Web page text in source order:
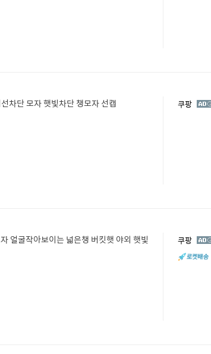
차단 모자 햇빛차단 챙모자 선캡 쿠팡 광
얼굴작아보이는 넓은챙 버킷햇 야외 햇빛
쿠팡 광
고